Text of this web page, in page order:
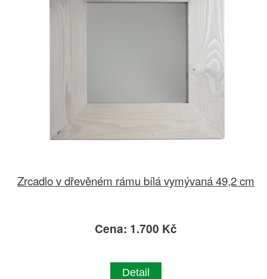
Zrcadlo v dřevěném rámu bílá vymývaná 49,2 cm
Cena: 1.700 Kč
Detail